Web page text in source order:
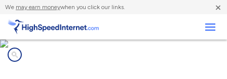
We may earn moneywhen you click our links. ×